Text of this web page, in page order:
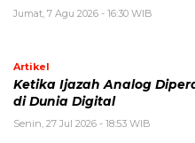
Jumat, 7 Agu 2026 - 16:30 WIB
Artikel
Ketika Ijazah Analog
di Dunia Digital
Senin, 27 Jul 2026 - 18:53 WIB